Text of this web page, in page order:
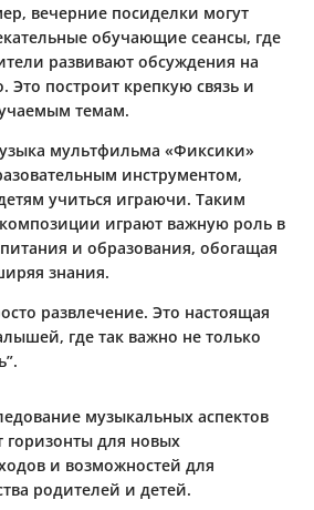
вечерние посиделки могут
обучающие сеансы, где
развивают обсуждения на
Это построит крепкую связь и
темам.
мультфильма «Фиксики»
инструментом,
учиться играючи. Таким
играют важную роль в
и образования, обогащая
знания.
развлечение. Это настоящая
где так важно не только
музыкальных аспектов
горизонты для новых
и возможностей для
родителей и детей.